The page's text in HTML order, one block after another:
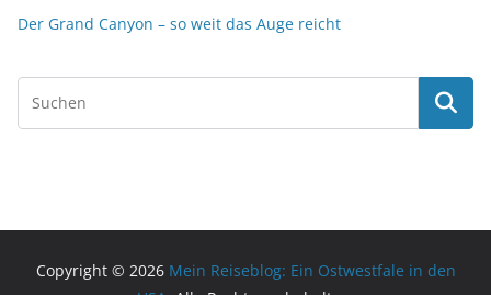
Der Grand Canyon – so weit das Auge reicht
Copyright © 2026 Mein Reiseblog: Ein Ostwestfale in den